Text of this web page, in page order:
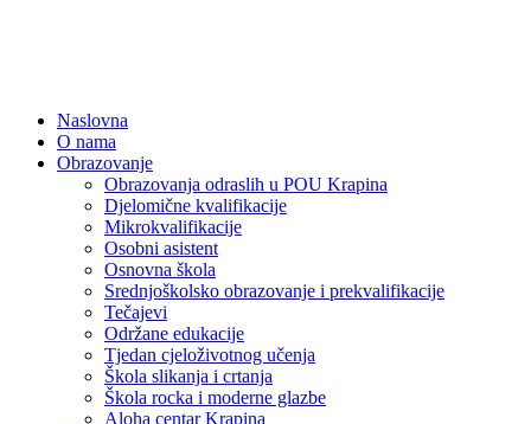
Naslovna
O nama
Obrazovanje
Obrazovanja odraslih u POU Krapina
Djelomične kvalifikacije
Mikrokvalifikacije
Osobni asistent
Osnovna škola
Srednjoškolsko obrazovanje i prekvalifikacije
Tečajevi
Održane edukacije
Tjedan cjeloživotnog učenja
Škola slikanja i crtanja
Škola rocka i moderne glazbe
Aloha centar Krapina